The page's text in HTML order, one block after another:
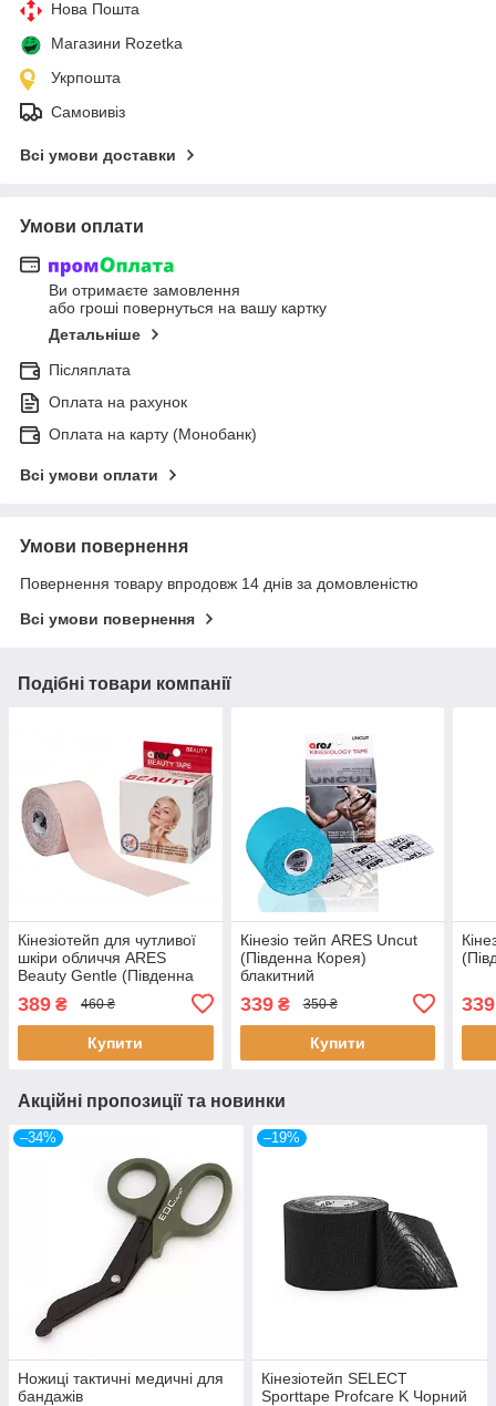
Нова Пошта
Магазини Rozetka
Укрпошта
Самовивіз
Всі умови доставки
Умови оплати
Ви отримаєте замовлення
або гроші повернуться на вашу картку
Детальніше
Післяплата
Оплата на рахунок
Оплата на карту (Монобанк)
Всі умови оплати
Умови повернення
Повернення товару впродовж 14 днів за домовленістю
Всі умови повернення
Подібні товари компанії
Кінезіотейп для чутливої
шкіри обличчя ARES
Beauty Gentle (Південна
389 ₴ 460 ₴
Купити
Кінезіо тейп ARES Uncut
(Південна Корея)
блакитний
339₴ 350 ₴
Купити
339
Акційні пропозиції та новинки
–34%
Ножиці тактичні медичні для
бандажів
–19%
Кінезіотейп SELECT
Sporttape Profcare K Чорний